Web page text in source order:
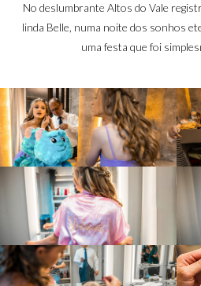
No deslumbrante Altos do Vale
linda Belle, numa noite dos sonhos
uma festa que foi